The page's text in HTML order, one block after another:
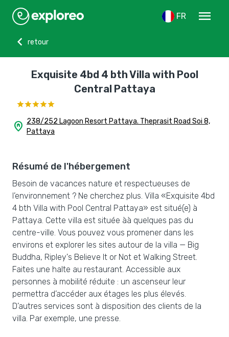
FR
menu
chevron_left
retour
Exquisite 4bd 4 bth Villa with Pool
Central Pattaya
home_pin 238/252 Lagoon Resort Pattaya. Theprasit Road Soi 8,
Pattaya
Résumé de l'hébergement
Besoin de vacances nature et respectueuses de
l’environnement ? Ne cherchez plus. Villa «Exquisite 4bd
4 bth Villa with Pool Central Pattaya» est situé(e) à
Pattaya. Cette villa est située àà quelques pas du
centre-ville. Vous pouvez vous promener dans les
environs et explorer les sites autour de la villa — Big
Buddha, Ripley's Believe It or Not et Walking Street.
Faites une halte au restaurant. Accessible aux
personnes à mobilité réduite : un ascenseur leur
permettra d’accéder aux étages les plus élevés.
D’autres services sont à disposition des clients de la
villa. Par exemple, une presse.